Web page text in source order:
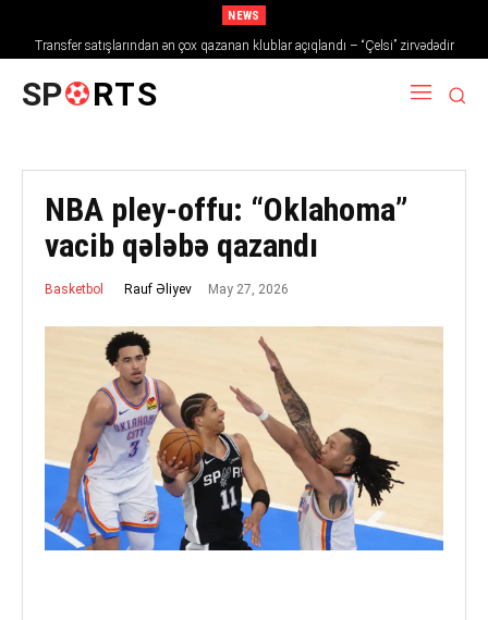
NEWS
Transfer satışlarından ən çox qazanan klublar açıqlandı – “Çelsi” zirvədədir
SP RTS
NBA pley-offu: “Oklahoma”
vacib qələbə qazandı
Basketbol Rauf Əliyev May 27, 2026